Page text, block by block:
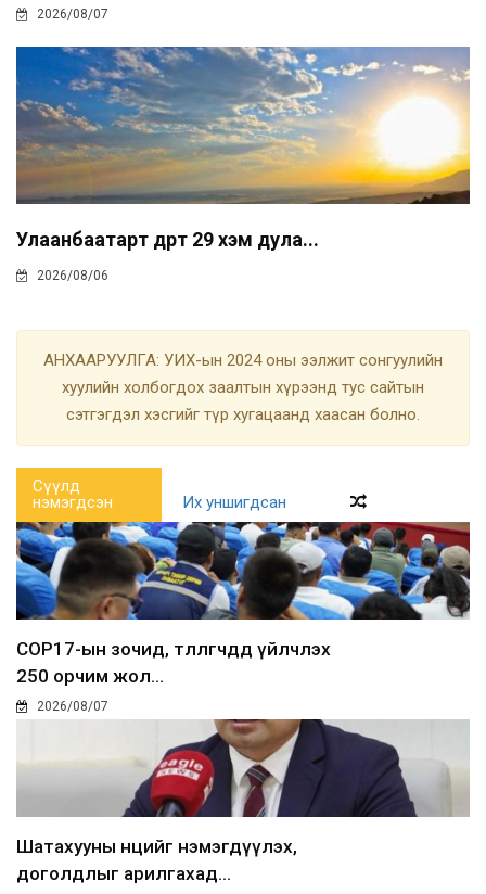
2026/08/07
Улаанбаатарт өдөртөө 29 хэм дула...
2026/08/06
АНХААРУУЛГА: УИХ-ын 2024 оны ээлжит сонгуулийн
хуулийн холбогдох заалтын хүрээнд тус сайтын
сэтгэгдэл хэсгийг түр хугацаанд хаасан болно.
Сүүлд
нэмэгдсэн
Их уншигдсан
COP17-ын зочид, төлөөлөгчдөд үйлчлэх
250 орчим жол...
2026/08/07
Шатахууны нөөцийг нэмэгдүүлэх,
доголдлыг арилгахад...